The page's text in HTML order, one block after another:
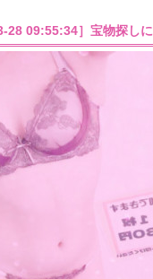
28 09:55:34］宝物探しに